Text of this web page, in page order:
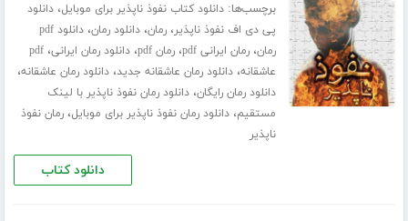
برچسب‌ها:دانلود کتاب نفوذ ناپذیر برای موبایل،دانلود
پی دی اف نفوذ ناپذیر،رمان،دانلود رمان،
دانلود pdf
رمان،رمان ایرانی pdf ،رمان pdf ،دانلود رمان ایرانی،pdf
عاشقانه،دانلود رمان عاشقانه جدید،دانلود رمان عاشقانه،
دانلود رمان رایگان،دانلود رمان نفوذ ناپذیر با لینک
مستقیم،دانلود رمان نفوذ ناپذیر برای موبایل،رمان نفوذ
ناپذیر
دانلود کتاب